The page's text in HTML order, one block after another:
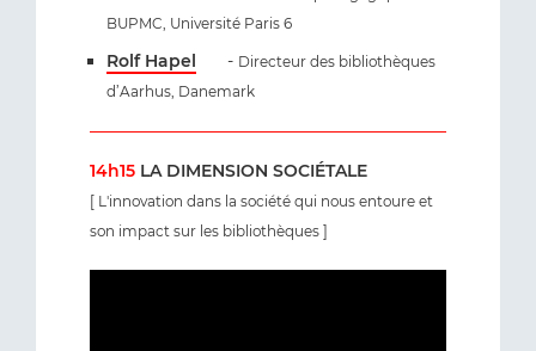
BUPMC, Université Paris 6
Rolf Hapel - Directeur des bibliothèques
d’Aarhus, Danemark
14h15 LA DIMENSION SOCIÉTALE
[ L'innovation dans la société qui nous entoure et
son impact sur les bibliothèques ]